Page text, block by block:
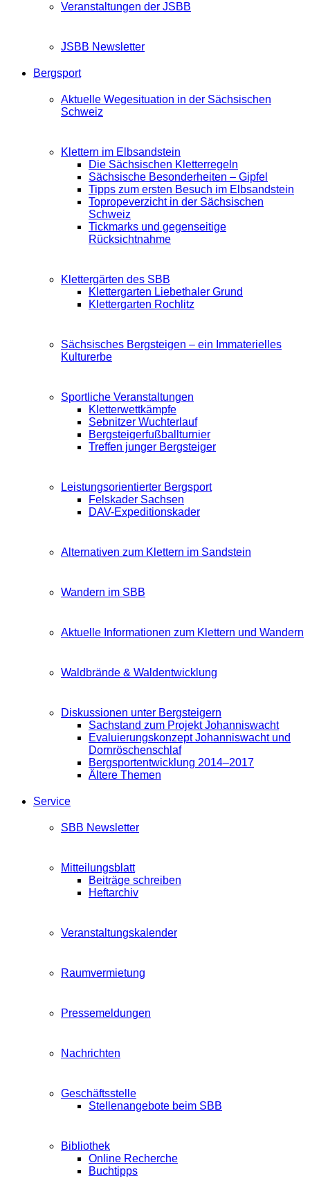
Veranstaltungen der JSBB
JSBB Newsletter
Bergsport
Aktuelle Wegesituation in der Sächsischen
Schweiz
Klettern im Elbsandstein
Die Sächsischen Kletterregeln
Sächsische Besonderheiten – Gipfel
Tipps zum ersten Besuch im Elbsandstein
Topropeverzicht in der Sächsischen
Schweiz
Tickmarks und gegenseitige
Rücksichtnahme
Klettergärten des SBB
Klettergarten Liebethaler Grund
Klettergarten Rochlitz
Sächsisches Bergsteigen – ein Immaterielles
Kulturerbe
Sportliche Veranstaltungen
Kletterwettkämpfe
Sebnitzer Wuchterlauf
Bergsteigerfußballturnier
Treffen junger Bergsteiger
Leistungsorientierter Bergsport
Felskader Sachsen
DAV-Expeditionskader
Alternativen zum Klettern im Sandstein
Wandern im SBB
Aktuelle Informationen zum Klettern und Wandern
Waldbrände & Waldentwicklung
Diskussionen unter Bergsteigern
Sachstand zum Projekt Johanniswacht
Evaluierungskonzept Johanniswacht und
Dornröschenschlaf
Bergsportentwicklung 2014–2017
Ältere Themen
Service
SBB Newsletter
Mitteilungsblatt
Beiträge schreiben
Heftarchiv
Veranstaltungskalender
Raumvermietung
Pressemeldungen
Nachrichten
Geschäftsstelle
Stellenangebote beim SBB
Bibliothek
Online Recherche
Buchtipps